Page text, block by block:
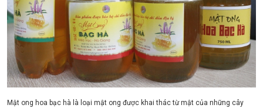
Mật ong hoa bạc hà là loại mật ong được khai thác từ mật của những cây